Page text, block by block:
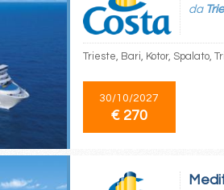
da
Trieste, Bari, Kotor, Spalato,
30/10/2027
€ 270